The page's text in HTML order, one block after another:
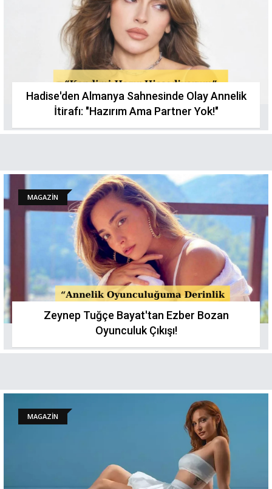
Hadise'den Almanya Sahnesinde Olay Annelik
İtirafı: "Hazırım Ama Partner Yok!"
MAGAZİN
Zeynep Tuğçe Bayat'tan Ezber Bozan
Oyunculuk Çıkışı!
MAGAZİN